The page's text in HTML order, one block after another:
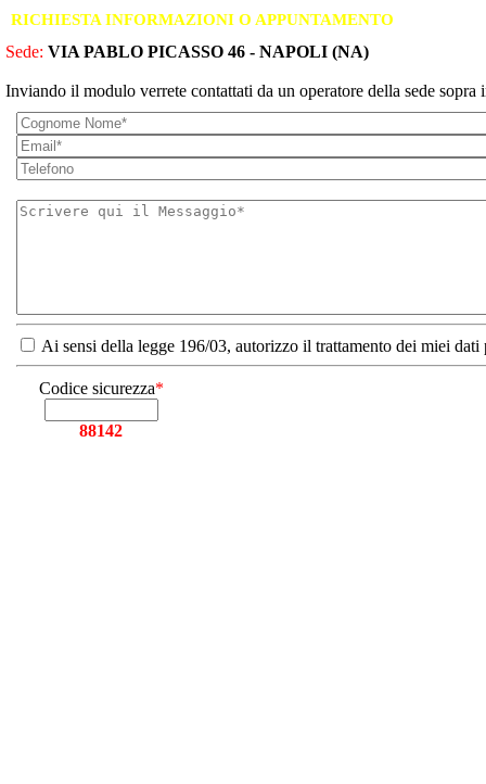
RICHIESTA INFORMAZIONI O APPUNTAMENTO
Sede: VIA PABLO PICASSO 46 - NAPOLI (NA)
Inviando il modulo verrete contattati da un operatore della sede sopra
Ai sensi della legge 196/03, autorizzo il trattamento dei miei
Codice sicurezza*
88142